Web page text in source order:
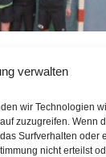
verwalten
wir Technologien
zuzugreifen. Wenn
Surfverhalten oder
nicht erteilst